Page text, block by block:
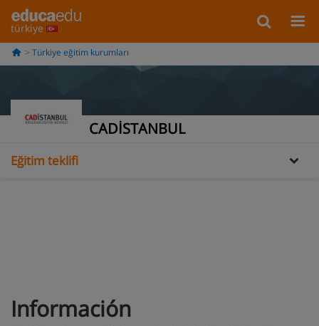
türkiye
Türkiye eğitim kurumları
CADİSTANBUL
Galería
Eğitim teklifi
Información